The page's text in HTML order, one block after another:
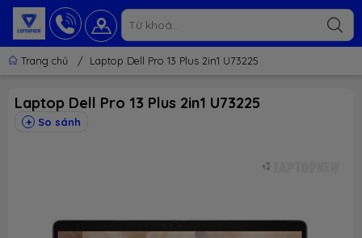
Trang chủ / Laptop Dell Pro 13 Plus 2in1 U73225
Laptop Dell Pro 13 Plus 2in1 U73225
So sánh